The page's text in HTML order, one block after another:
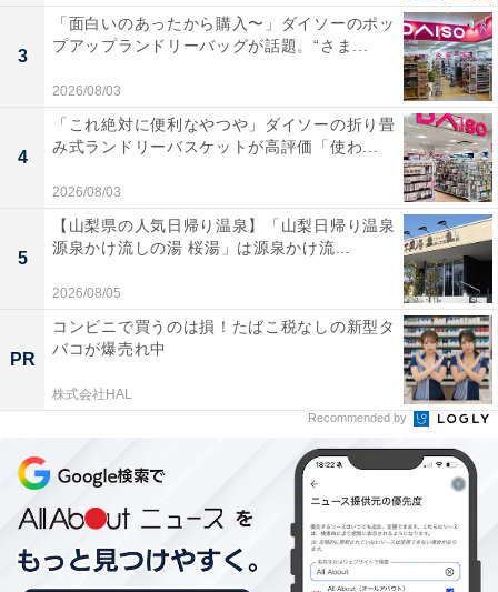
3
「面白いのあったから購入〜」ダイソーのポッ
プアップランドリーバッグが話題。“さま...
2026/08/03
4
「これ絶対に便利なやつや」ダイソーの折り畳
み式ランドリーバスケットが高評価「使わ...
2026/08/03
5
【山梨県の人気日帰り温泉】「山梨日帰り温泉
源泉かけ流しの湯 桜湯」は源泉かけ流...
2026/08/05
PR
コンビニで買うのは損！たばこ税なしの新型タ
バコが爆売れ中
株式会社HAL
Recommended by